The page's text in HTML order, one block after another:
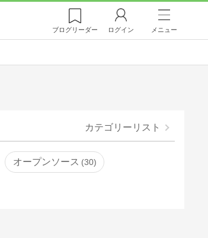
ブログリーダー ログイン メニュー
カテゴリーリスト
オープンソース 30